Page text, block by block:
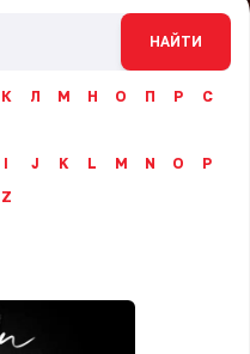
НАЙТИ
К Л М Н О П Р
С
I J K L M N O
P
Z